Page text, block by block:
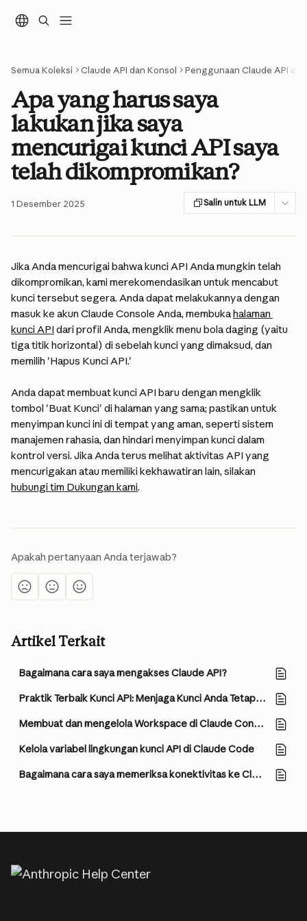
Semua Koleksi Claude API dan Konsol Penggunaan Claude API
Apa yang harus saya
lakukan jika saya
mencurigai kunci API saya
telah dikompromikan?
1 Desember 2025 Salin untuk LLM
Jika Anda mencurigai bahwa kunci API Anda mungkin telah
dikompromikan, kami merekomendasikan untuk mencabut
kunci tersebut segera. Anda dapat melakukannya dengan
masuk ke akun Claude Console Anda, membuka halaman
kunci API dari profil Anda, mengklik menu bola daging (yaitu
tiga titik horizontal) di sebelah kunci yang dimaksud, dan
memilih 'Hapus Kunci API.'
Anda dapat membuat kunci API baru dengan mengklik
tombol 'Buat Kunci' di halaman yang sama; pastikan untuk
menyimpan kunci ini di tempat yang aman, seperti sistem
manajemen rahasia, dan hindari menyimpan kunci dalam
kontrol versi. Jika Anda terus melihat aktivitas API yang
mencurigakan atau memiliki kekhawatiran lain, silakan
hubungi tim Dukungan kami.
Apakah pertanyaan Anda terjawab?
Artikel Terkait
Bagaimana cara saya mengakses Claude API?
Praktik Terbaik Kunci API: Menjaga Kunci Anda Tetap Aman dan Terlindungi
Membuat dan mengelola Workspace di Claude Console
Kelola variabel lingkungan kunci API di Claude Code
Bagaimana cara saya memeriksa konektivitas ke Claude API?